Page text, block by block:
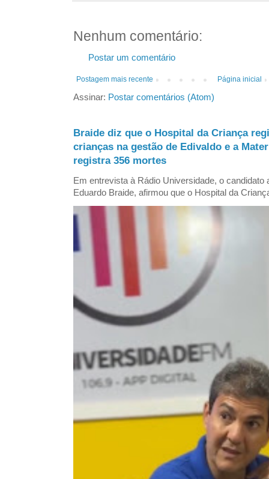
Nenhum comentário:
Postar um comentário
Postagem mais recente Página inicial
Assinar: Postar comentários (Atom)
Braide diz que o Hospital da Criança
crianças na gestão de Edivaldo e a
registra 356 mortes
Em entrevista à Rádio Universidade, o candidato
Eduardo Braide, afirmou que o Hospital da